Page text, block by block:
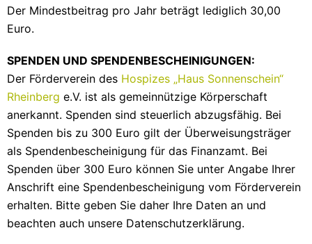
Der Mindestbeitrag pro Jahr beträgt lediglich 30,00
Euro.
SPENDEN UND SPENDENBESCHEINIGUNGEN:
Der Förderverein des Hospizes „Haus Sonnenschein“
Rheinberg e.V. ist als gemeinnützige Körperschaft
anerkannt. Spenden sind steuerlich abzugsfähig. Bei
Spenden bis zu 300 Euro gilt der Überweisungsträger
als Spendenbescheinigung für das Finanzamt. Bei
Spenden über 300 Euro können Sie unter Angabe Ihrer
Anschrift eine Spendenbescheinigung vom Förderverein
erhalten. Bitte geben Sie daher Ihre Daten an und
beachten auch unsere Datenschutzerklärung.